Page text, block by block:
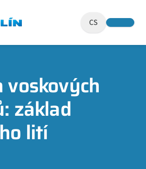
CS
základ
lití